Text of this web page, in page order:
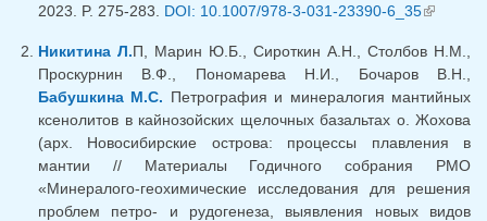
2023. P. 275-283. DOI: 10.1007/978-3-031-23390-6_35
Никитина Л.П, Марин Ю.Б., Сироткин А.Н., Столбов Н.М.,
Проскурнин В.Ф., Пономарева Н.И., Бочаров В.Н.,
Бабушкина М.С. Петрография и минералогия мантийных
ксенолитов в кайнозойских щелочных базальтах о. Жохова
(арх. Новосибирские острова: процессы плавления в
мантии // Материалы Годичного собрания РМО
«Минералого-геохимические исследования для решения
проблем петро- и рудогенеза, выявления новых видов